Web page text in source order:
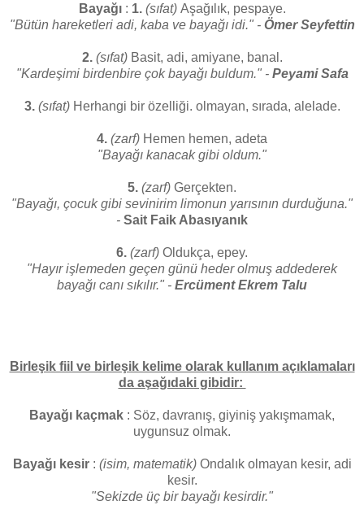
Bayağı: 1. (sıfat) Aşağılık, pespaye.
"Bütün hareketleri adi, kaba ve bayağı idi." - Ömer Seyfettin
2. (sıfat)Basit, adi, amiyane, banal.
"Kardeşimi birdenbire çok bayağı buldum." - Peyami Safa
3. (sıfat)Herhangi bir özelliği. olmayan, sırada, alelade.
4. (zarf) Hemen hemen, adeta
"Bayağı kanacak gibi oldum."
5. (zarf) Gerçekten.
"Bayağı, çocuk gibi sevinirim limonun yarısının durduğuna."
- Sait Faik Abasıyanık
6. (zarf) Oldukça, epey.
"Hayır işlemeden geçen günü heder olmuş addederek
bayağı canı sıkılır." - Ercüment Ekrem Talu
Birleşik fiil ve birleşik kelime olarak kullanım açıklamaları
da aşağıdaki gibidir:
Bayağı kaçmak : Söz, davranış, giyiniş yakışmamak,
uygunsuz olmak.
Bayağı kesir: (isim, matematik)Ondalık olmayan kesir, adi
kesir.
"Sekizde üç bir bayağı kesirdir."